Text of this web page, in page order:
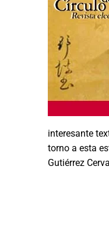
interesante
torno a esta
Gutiérrez